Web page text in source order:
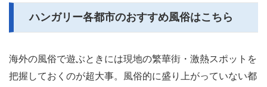
ハンガリー各都市のおすすめ風俗はこちら
海外の風俗で遊ぶときには現地の繁華街・激熱スポットを
把握しておくのが超大事。風俗的に盛り上がっていない都